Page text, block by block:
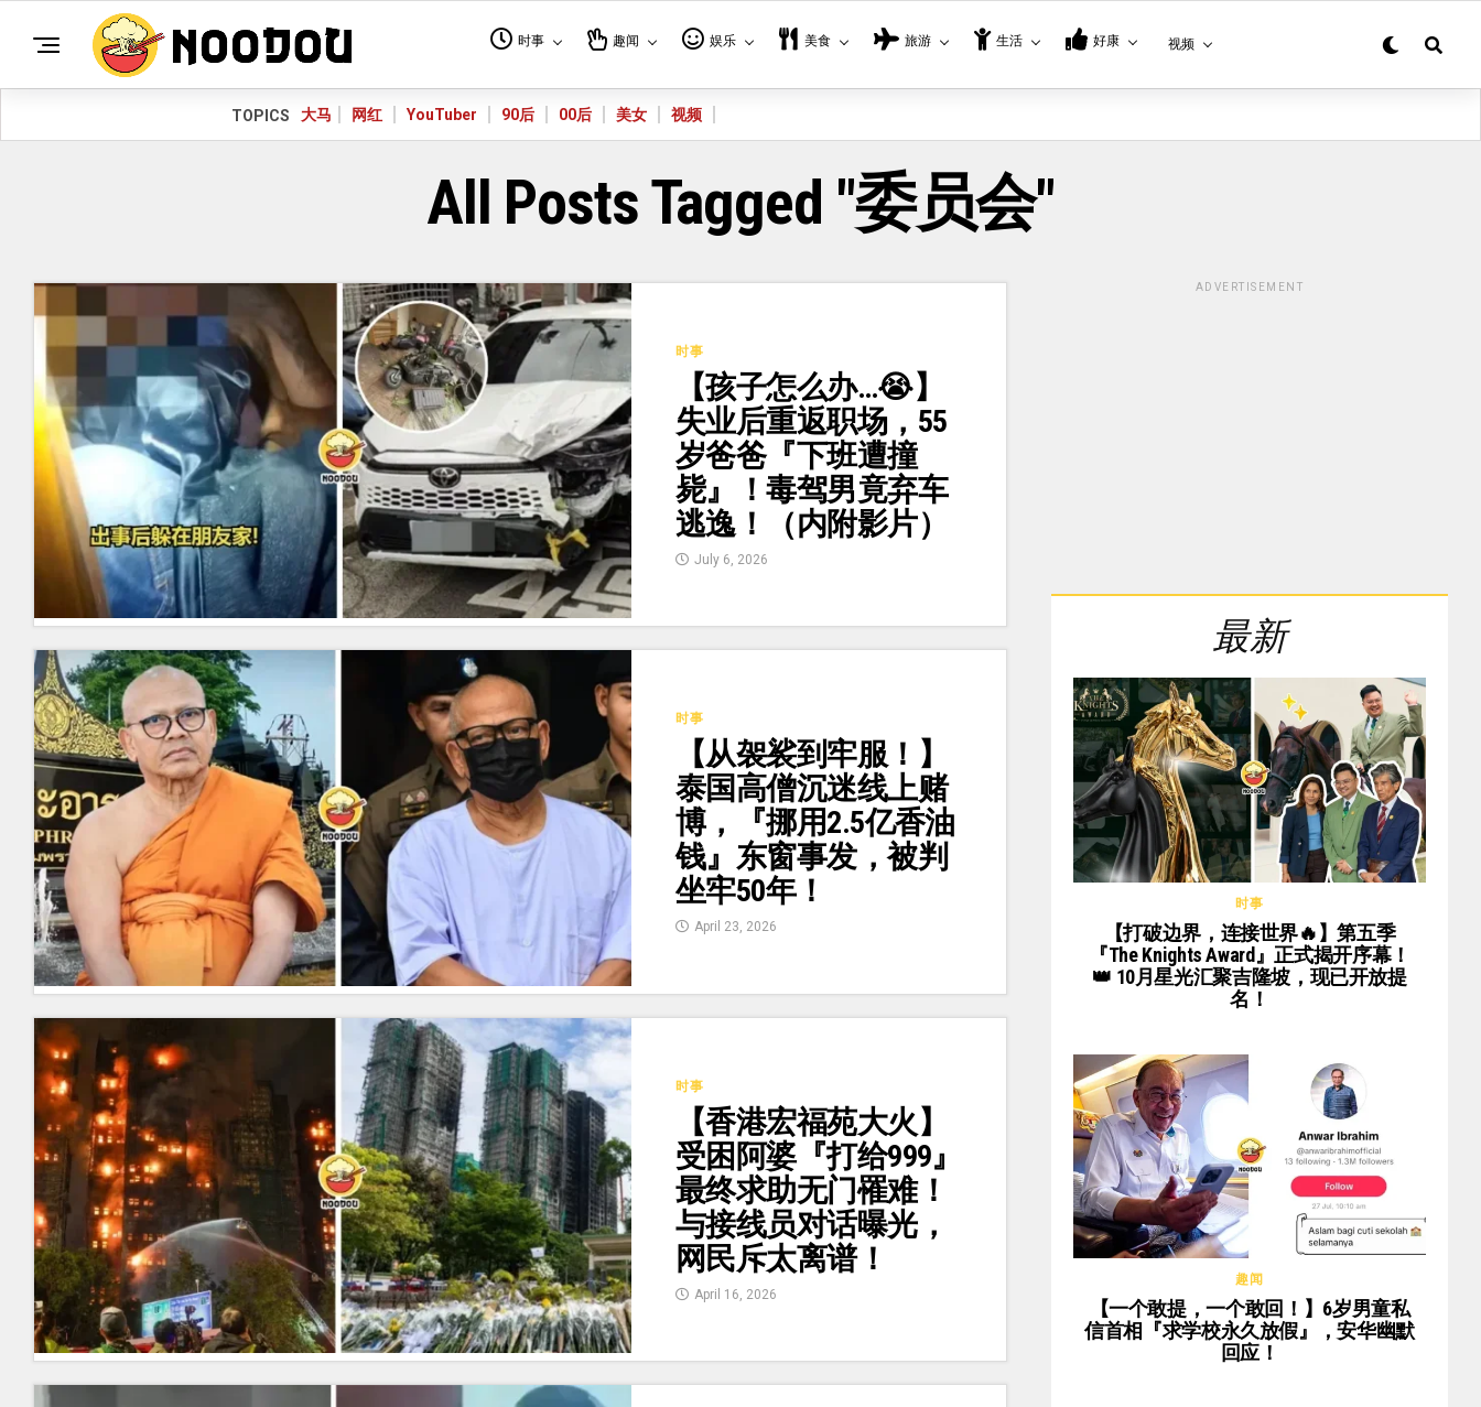
时事 趣闻 娱乐 美食 旅游 生活 好康 视频
TOPICS 大马 网红 YouTuber 90后 00后 美女 视频
All Posts Tagged "委员会"
时事
【孩子怎么办…😭】
失业后重返职场，55
岁爸爸『下班遭撞
毙』！毒驾男竟弃车
逃逸！（内附影片）
July 6, 2026
时事
【从袈裟到牢服！】
泰国高僧沉迷线上赌
博，『挪用2.5亿香油
钱』东窗事发，被判
坐牢50年！
April 23, 2026
时事
【香港宏福苑大火】
受困阿婆『打给999』
最终求助无门罹难！
与接线员对话曝光，
网民斥太离谱！
April 16, 2026
ADVERTISEMENT
最新
时事
【打破边界，连接世界🔥】第五季
『The Knights Award』正式揭开序幕！
👑 10月星光汇聚吉隆坡，现已开放提
名！
趣闻
【一个敢提，一个敢回！】6岁男童私
信首相『求学校永久放假』，安华幽默
回应！